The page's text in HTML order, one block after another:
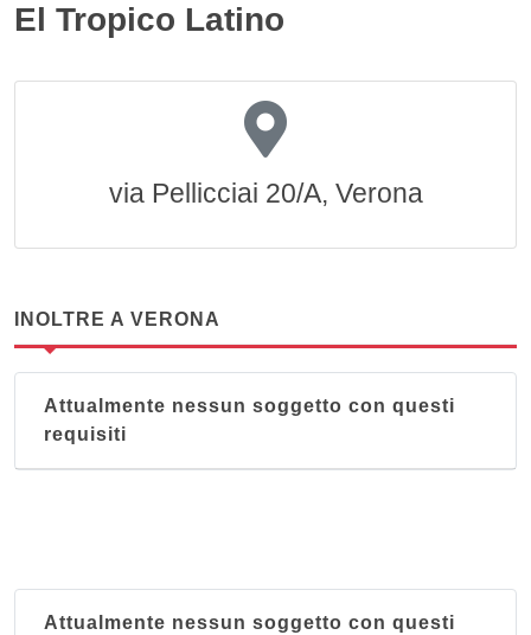
El Tropico Latino
via Pellicciai 20/A, Verona
INOLTRE A VERONA
Attualmente nessun soggetto con questi
requisiti
Attualmente nessun soggetto con questi